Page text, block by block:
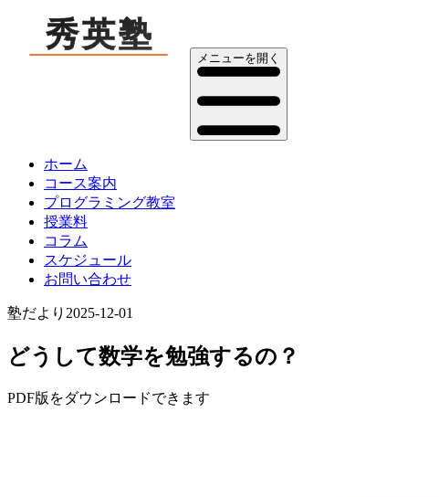
メニューを開く
ホーム
コース案内
プログラミング教室
授業料
コラム
スケジュール
お問い合わせ
塾だより 2025-12-01
どうして数学を勉強するの？
PDF版をダウンロードできます